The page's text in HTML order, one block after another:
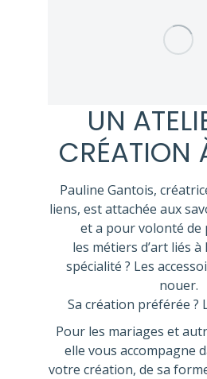
UN
CRÉATION
Pauline Gantois,
liens, est attachée aux
et a pour volonté
les métiers d’art liés à
spécialité ? Les
nouer.
Sa création préférée ?
Pour les mariages et
elle vous accompagne
votre création, de sa